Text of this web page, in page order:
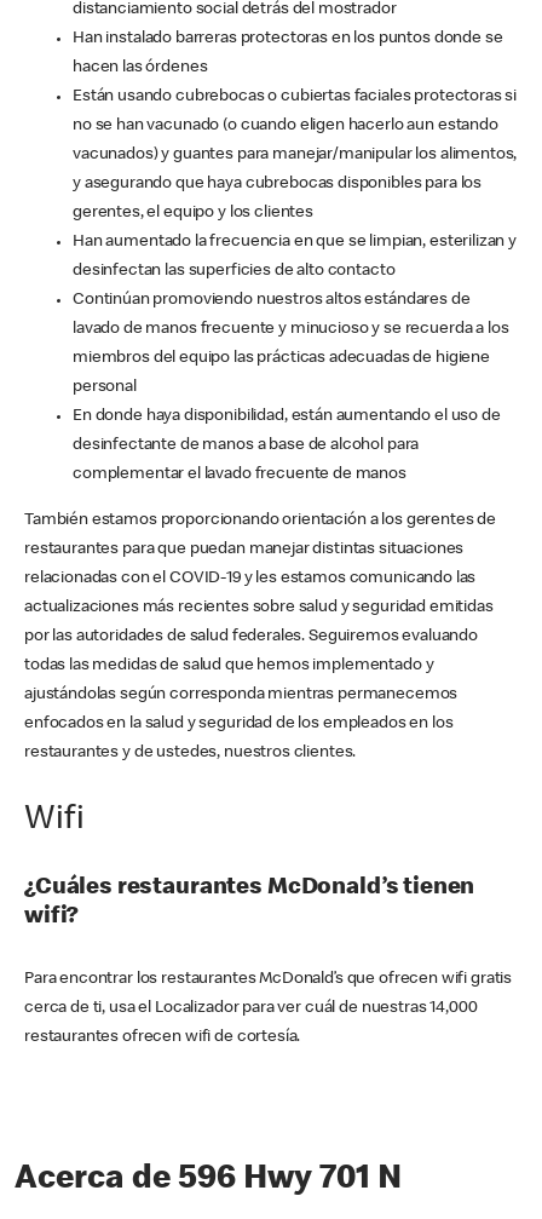
distanciamiento social detrás del mostrador
Han instalado barreras protectoras en los puntos donde se
hacen las órdenes
Están usando cubrebocas o cubiertas faciales protectoras si
no se han vacunado (o cuando eligen hacerlo aun estando
vacunados) y guantes para manejar/manipular los alimentos,
y asegurando que haya cubrebocas disponibles para los
gerentes, el equipo y los clientes
Han aumentado la frecuencia en que se limpian, esterilizan y
desinfectan las superficies de alto contacto
Continúan promoviendo nuestros altos estándares de
lavado de manos frecuente y minucioso y se recuerda a los
miembros del equipo las prácticas adecuadas de higiene
personal
En donde haya disponibilidad, están aumentando el uso de
desinfectante de manos a base de alcohol para
complementar el lavado frecuente de manos
También estamos proporcionando orientación a los gerentes de
restaurantes para que puedan manejar distintas situaciones
relacionadas con el COVID-19 y les estamos comunicando las
actualizaciones más recientes sobre salud y seguridad emitidas
por las autoridades de salud federales. Seguiremos evaluando
todas las medidas de salud que hemos implementado y
ajustándolas según corresponda mientras permanecemos
enfocados en la salud y seguridad de los empleados en los
restaurantes y de ustedes, nuestros clientes.
Wifi
¿Cuáles restaurantes McDonald’s tienen
wifi?
Para encontrar los restaurantes McDonald’s que ofrecen wifi gratis
cerca de ti, usa el Localizador para ver cuál de nuestras 14,000
restaurantes ofrecen wifi de cortesía.
Acerca de 596 Hwy 701 N